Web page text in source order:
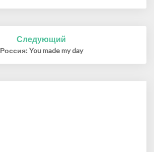
Следующий
Россия: You made my day